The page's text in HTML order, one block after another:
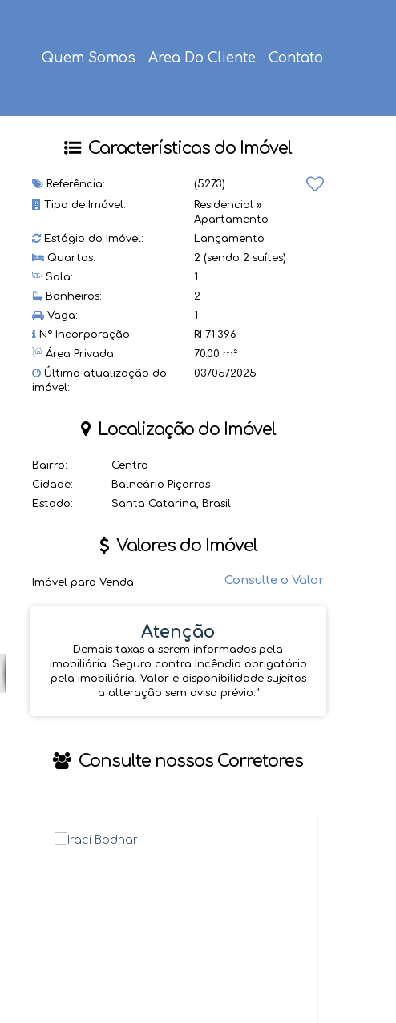
Quem Somos Area Do Cliente Contato
Características do Imóvel
Referência:
(5273)
Tipo de Imóvel:
Residencial »
Apartamento
Estágio do Imóvel:
Lançamento
Quartos:
2 (sendo 2 suítes)
Sala:
1
Banheiros:
2
Vaga:
1
Nº Incorporação:
RI 71.396
Área Privada:
70.00 m²
Última atualização do
imóvel:
03/05/2025
Localização do Imóvel
Bairro:
Centro
Cidade:
Balneário Piçarras
Estado:
Santa Catarina, Brasil
Valores do Imóvel
Consulte o Valor
Imóvel para Venda
Atenção
Demais taxas a serem informados pela
imobiliária. Seguro contra Incêndio obrigatório
pela imobiliária. Valor e disponibilidade sujeitos
a alteração sem aviso prévio.''
Consulte nossos Corretores